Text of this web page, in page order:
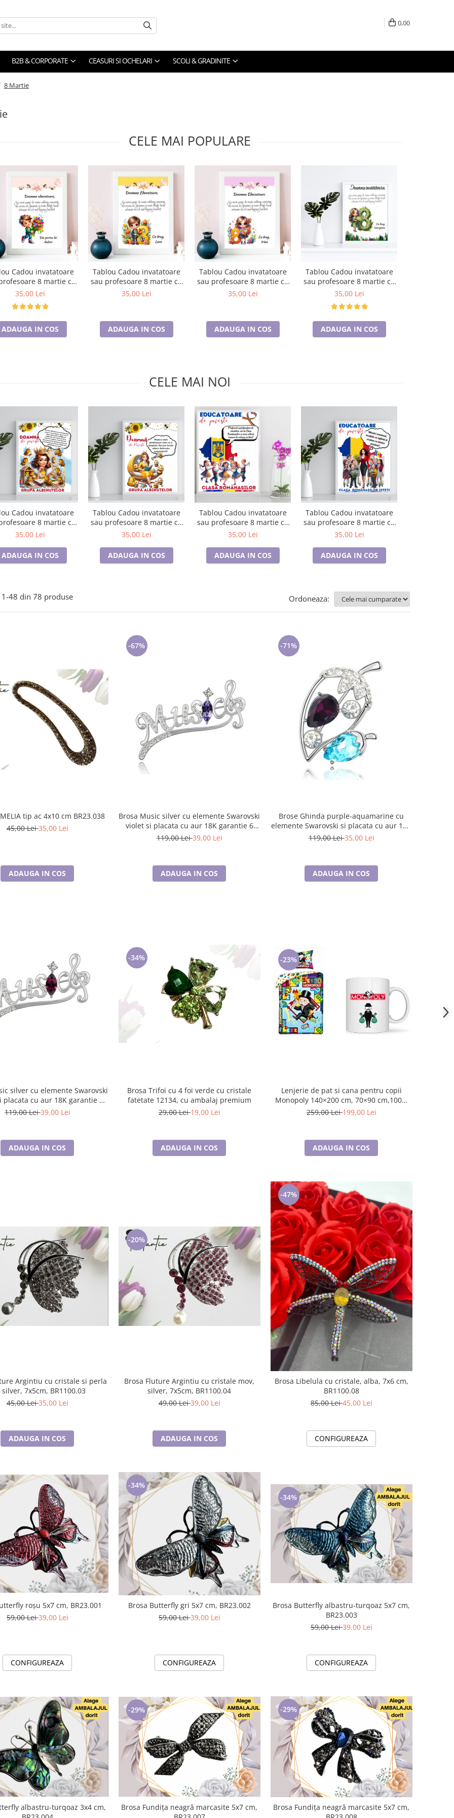
0,00
B2B & CORPORATE CEASURI SI OCHELARI SCOLI & GRADINITE
8 Martie
CELE MAI POPULARE
Cadou invatatoare
8 martie cu
personalizate
35,00 Lei
ADAUGA IN COS
Tablou Cadou invatatoare
sau profesoare 8 martie cu
mesaje personalizate
35,00 Lei
ADAUGA IN COS
Tablou Cadou invatatoare
sau profesoare 8 martie cu
mesaje personalizate
35,00 Lei
ADAUGA IN COS
Tablou Cadou invatatoare
sau profesoare 8 martie cu
mesaje personalizate
35,00 Lei
ADAUGA IN COS
CELE MAI NOI
Cadou invatatoare
8 martie cu
personalizate
35,00 Lei
ADAUGA IN COS
Tablou Cadou invatatoare
sau profesoare 8 martie cu
mesaje personalizate
35,00 Lei
ADAUGA IN COS
Tablou Cadou invatatoare
sau profesoare 8 martie cu
mesaje personalizate
35,00 Lei
ADAUGA IN COS
Tablou Cadou invatatoare
sau profesoare 8 martie cu
mesaje personalizate
35,00 Lei
ADAUGA IN COS
1-48 din 78 produse Ordoneaza:
Brosa CAMELIA tip ac 4x10 cm BR23.038
45,00 Lei35,00 Lei
ADAUGA IN COS
-67%
Brosa Music silver cu elemente Swarovski
violet si placata cu aur 18K garantie 6
luni
119,00 Lei39,00 Lei
ADAUGA IN COS
-71%
Brose Ghinda purple-aquamarine cu
elemente Swarovski si placata cu aur 18K
garantie 6 luni
119,00 Lei35,00 Lei
ADAUGA IN COS
Swarovski
placata cu aur 18K garantie 6
luni
119,00 Lei39,00 Lei
ADAUGA IN COS
-34%
Brosa Trifoi cu 4 foi verde cu cristale
fatetate 12134, cu ambalaj premium
29,00 Lei19,00 Lei
ADAUGA IN COS
-23%
Lenjerie de pat si cana pentru copii
Monopoly 140×200 cm, 70×90 cm,100%
bumbac, HAX048736
259,00 Lei199,00 Lei
ADAUGA IN COS
Argintiu cu cristale si perla
7x5cm, BR1100.03
45,00 Lei35,00 Lei
ADAUGA IN COS
-20%
Brosa Fluture Argintiu cu cristale mov,
silver, 7x5cm, BR1100.04
49,00 Lei39,00 Lei
ADAUGA IN COS
-47%
Brosa Libelula cu cristale, alba, 7x6 cm,
BR1100.08
85,00 Lei45,00 Lei
CONFIGUREAZA
Brosa Butterfly roșu 5x7 cm, BR23.001
59,00 Lei39,00 Lei
CONFIGUREAZA
-34%
Brosa Butterfly gri 5x7 cm, BR23.002
59,00 Lei39,00 Lei
CONFIGUREAZA
-34%
Brosa Butterfly albastru-turqoaz 5x7 cm,
BR23.003
59,00 Lei39,00 Lei
CONFIGUREAZA
albastru-turqoaz 3x4 cm,
-29%
Brosa Fundița neagră marcasite 5x7 cm,
-29%
Brosa Fundița neagră marcasite 5x7 cm,